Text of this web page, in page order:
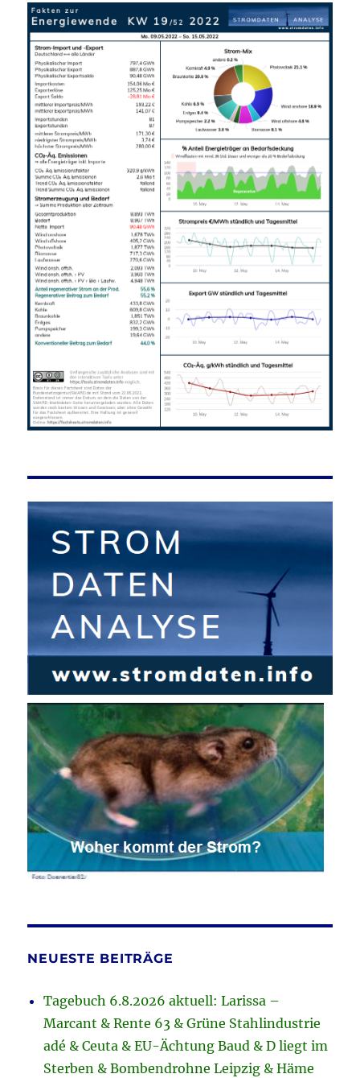
NEUESTE BEITRÄGE
Tagebuch 6.8.2026 aktuell: Larissa –
Marcant & Rente 63 & Grüne Stahlindustrie
adé & Ceuta & EU-Ächtung Baud & D liegt im
Sterben & Bombendrohne Leipzig & Häme